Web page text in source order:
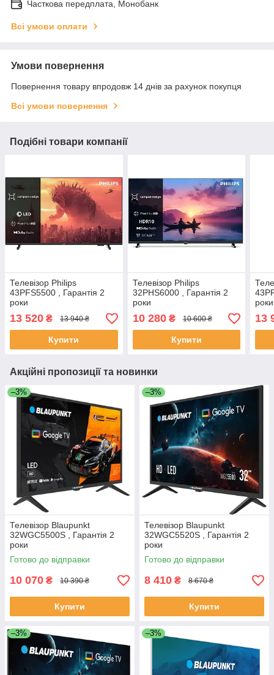
Часткова передплата, Монобанк
Всі умови оплати
Умови повернення
Повернення товару впродовж 14 днів за рахунок покупця
Всі умови повернення
Подібні товари компанії
Телевізор Philips
43PFS5500 , Гарантія 2
роки
13 520 ₴ 13 940 ₴
Купити
Телевізор Philips
32PHS6000 , Гарантія 2
роки
10 280₴ 10 600 ₴
Купити
роки
13
Акційні пропозиції та новинки
–3%
Телевізор Blaupunkt
32WGC5500S , Гарантія 2
роки
Готово до відправки
10 070 ₴ 10 390 ₴
Купити
–3%
Телевізор Blaupunkt
32WGC5520S , Гарантія 2
роки
Готово до відправки
8 410 ₴ 8 670 ₴
Купити
–3% –3%